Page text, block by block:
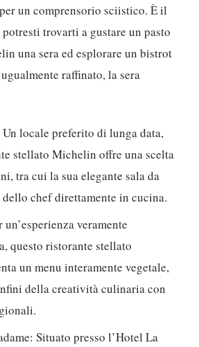
un comprensorio sciistico. È il
trovarti a gustare un pasto
una sera ed esplorare un bistrot
raffinato, la sera
Un locale preferito di lunga data,
stellato Michelin offre una scelta
tra cui la sua elegante sala da
chef direttamente in cucina.
un’esperienza veramente
questo ristorante stellato
un menu interamente vegetale,
della creatività culinaria con
Situato presso l’Hotel La